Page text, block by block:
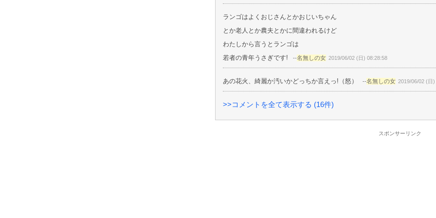
ランゴはよくおじさんとかおじいちゃん
とか老人とか農夫とかに間違われるけど
わたしから言うとランゴは
若者の青年うさぎです!
--名無しの女 2019/06/02 (日) 08:28:58
あの花火、綺麗か汚いかどっちか言えっ!（怒） --名無しの女 2019/06/02 (日
>>コメントを全て表示する (16件)
スポンサーリンク